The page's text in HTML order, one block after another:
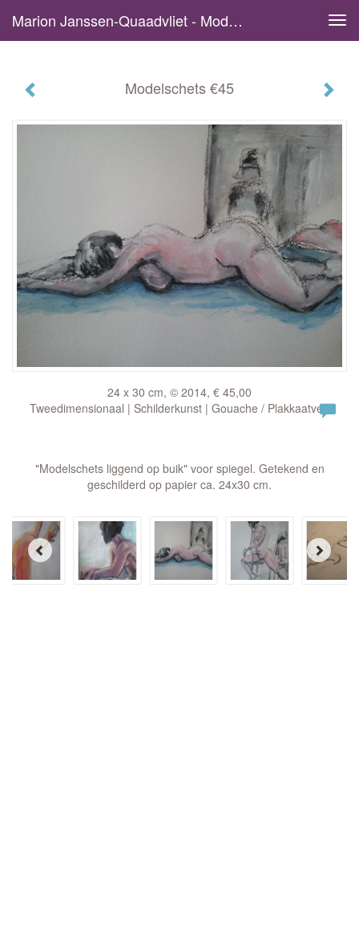
Marion Janssen-Quaadvliet - Modelschets €45
Modelschets €45
24 x 30 cm, © 2014, € 45,00
Tweedimensionaal | Schilderkunst | Gouache / Plakkaatverf
"Modelschets liggend op buik" voor spiegel. Getekend en
geschilderd op papier ca. 24x30 cm.